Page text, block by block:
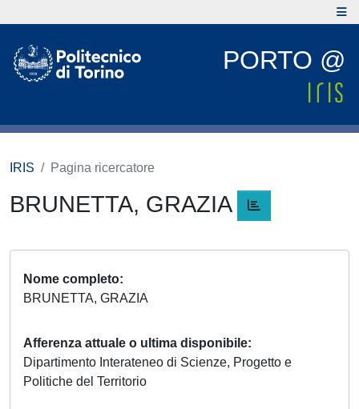
PORTO @
IRIS Pagina ricercatore
BRUNETTA, GRAZIA
Nome completo
BRUNETTA, GRAZIA
Afferenza attuale o ultima disponibile
Dipartimento Interateneo di Scienze, Progetto e
Politiche del Territorio